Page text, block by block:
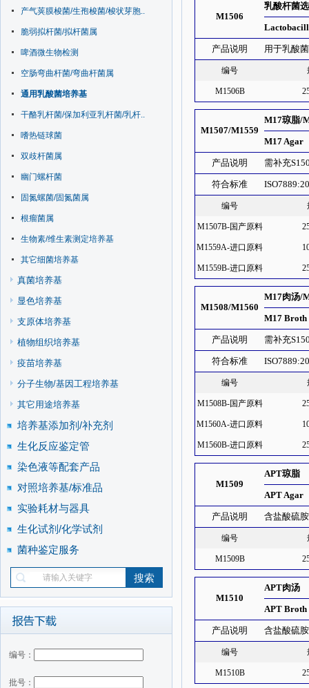
产气荚膜梭菌/生孢梭菌/梭状芽胞..
脆弱拟杆菌/拟杆菌属
啤酒微生物检测
空肠弯曲杆菌/弯曲杆菌属
通用乳酸菌培养基
干酪乳杆菌/保加利亚乳杆菌/乳杆..
嗜热链球菌
双歧杆菌属
幽门螺杆菌
固氮螺菌/固氮菌属
根瘤菌属
生物素/维生素测定培养基
其它细菌培养基
真菌培养基
显色培养基
支原体培养基
植物组织培养基
疫苗培养基
分子生物/基因工程培养基
其它用途培养基
培养基添加剂/补充剂
生化反应鉴定管
染色液等配套产品
对照培养基/标准品
实验耗材与器具
生化试剂/化学试剂
菌种鉴定服务
编号：
批号：
M1506
乳酸杆菌
产品说明 用于乳酸
编号
M1506B
M1507/M1559
M17琼脂/
M17 Agar
产品说明 需补充
符合标准
编号
M1507B-国产原料
M1559A-进口原料
M1559B-进口原料
M1508/M1560
M17肉汤/
M17 Broth
产品说明 需补充
符合标准
编号
M1508B-国产原料
M1560A-进口原料
M1560B-进口原料
M1509
APT琼脂
APT Agar
产品说明 含盐酸硫
编号
M1509B
M1510
APT肉汤
APT Broth
产品说明 含盐酸硫
编号
M1510B